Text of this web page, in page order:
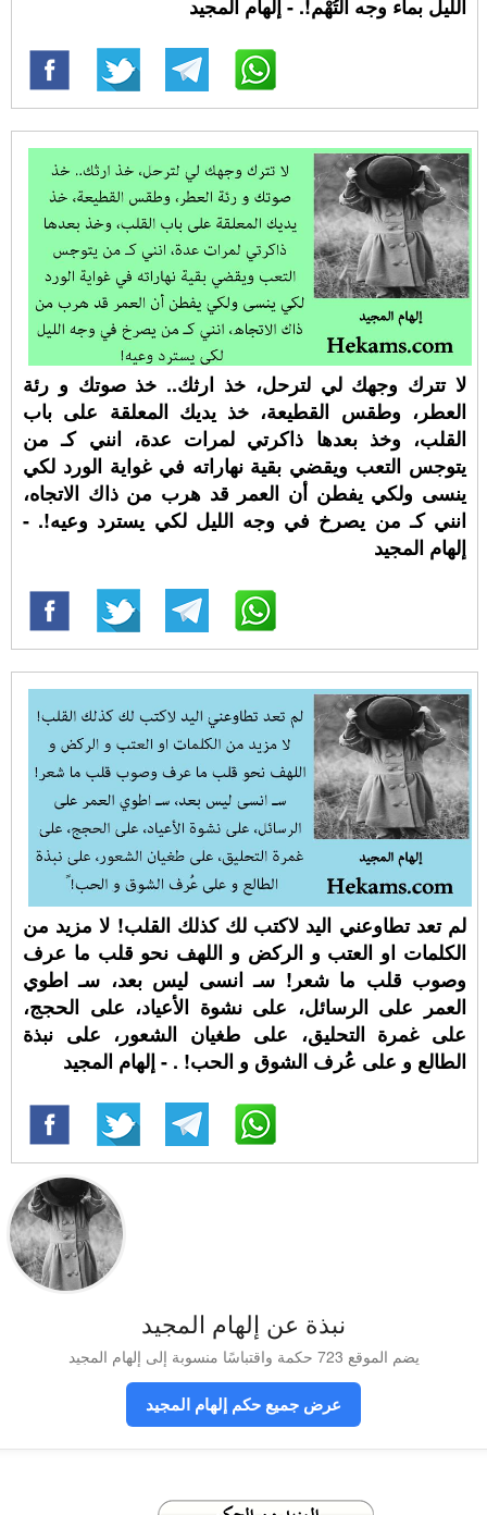
الليل بماء وجه التُهْم!. - إلهام المجيد
لا تترك وجهك لي لترحل، خذ ارثك.. خذ صوتك و رئة
العطر، وطقس القطيعة، خذ يديك المعلقة على باب
القلب، وخذ بعدها ذاكرتي لمرات عدة، انني كـ من
يتوجس التعب ويقضي بقية نهاراته في غواية الورد لكي
ينسى ولكي يفطن أن العمر قد هرب من ذاك الاتجاه،
انني كـ من يصرخ في وجه الليل لكي يسترد وعيه!. -
إلهام المجيد
لم تعد تطاوعني اليد لاكتب لك كذلك القلب! لا مزيد من
الكلمات او العتب و الركض و اللهف نحو قلب ما عرف
وصوب قلب ما شعر! سـ انسى ليس بعد، سـ اطوي
العمر على الرسائل، على نشوة الأعياد، على الحجج،
على غمرة التحليق، على طغيان الشعور، على نبذة
الطالع و على عُرف الشوق و الحب! ⁧. - إلهام المجيد
نبذة عن إلهام المجيد
يضم الموقع 723 حكمة واقتباسًا منسوبة إلى إلهام المجيد
عرض جميع حكم إلهام المجيد